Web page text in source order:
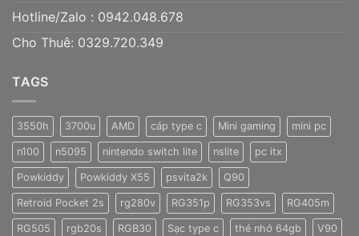
Hotline/Zalo : 0942.048.678
Cho Thuê: 0329.720.349
TAGS
3550h 3700u AMD cáp type c Mini gaming mini pc
n100 n5095 nintendo switch lite nslite pc itx
Powkiddy Powkiddy X55 psvita2k Q90
Retroid Pocket 2s rg280v RG351p RG353vs RG405m
RG505 rgb20s RGB30 Sạc type c thẻ nhớ 64gb V90